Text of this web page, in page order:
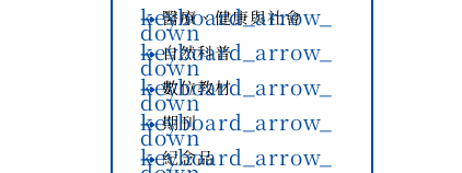
醫療、健康與社會
keyboard_arrow_
down
自然科普
keyboard_arrow_
down
數位教材
keyboard_arrow_
down
期刊
keyboard_arrow_
down
紀念品
keyboard_arrow_